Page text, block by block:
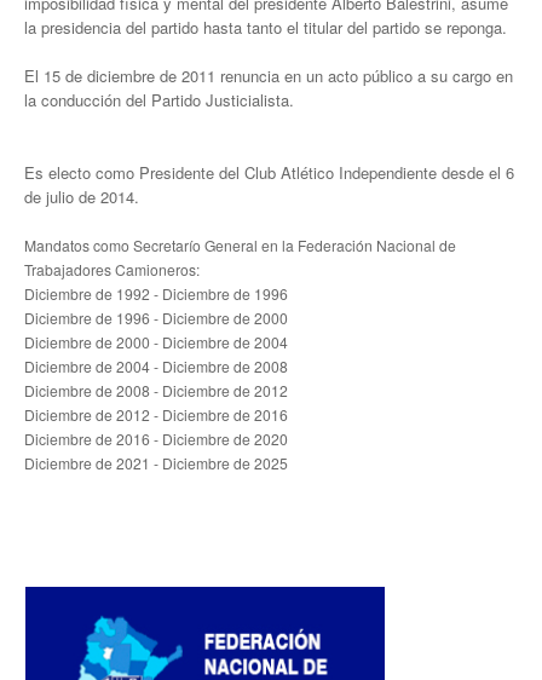
Contacto
Contáctenos
Contacto sindicatos
la presidencia del partido hasta tanto el titular del partido se reponga.
El 15 de diciembre de 2011 renuncia en un acto público a su cargo en
la conducción del Partido Justicialista.
Es electo como Presidente del Club Atlético Independiente desde el 6
de julio de 2014.
Mandatos como Secretarío General en la Federación Nacional de
Trabajadores Camioneros:
Diciembre de 1992 - Diciembre de 1996
Diciembre de 1996 - Diciembre de 2000
Diciembre de 2000 - Diciembre de 2004
Diciembre de 2004 - Diciembre de 2008
Diciembre de 2008 - Diciembre de 2012
Diciembre de 2012 - Diciembre de 2016
Diciembre de 2016 - Diciembre de 2020
Diciembre de 2021 - Diciembre de 2025